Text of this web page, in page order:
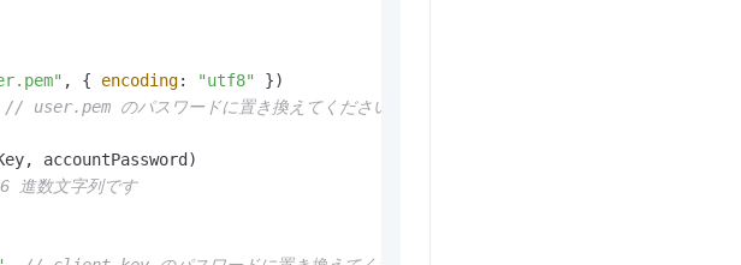
, { encoding: "utf8"
// user.pem のパスワードに置き換えてください
数文字列です